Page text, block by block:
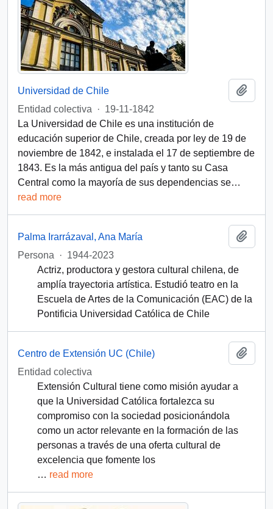
Universidad de Chile
Entidad colectiva
· 19-11-1842
La Universidad de Chile es una institución de
educación superior de Chile, creada por ley de 19 de
noviembre de 1842, e instalada el 17 de septiembre de
1843.​ Es la más antigua del país y tanto su Casa
Central como la mayoría de sus dependencias se…
read more
Palma Irarrázaval, Ana María
Persona
· 1944-2023
Actriz, productora y gestora cultural chilena, de
amplía trayectoria artística. Estudió teatro en la
Escuela de Artes de la Comunicación (EAC) de la
Pontificia Universidad Católica de Chile
Centro de Extensión UC (Chile)
Entidad colectiva
Extensión Cultural tiene como misión ayudar a
que la Universidad Católica fortalezca su
compromiso con la sociedad posicionándola
como un actor relevante en la formación de las
personas a través de una oferta cultural de
excelencia que fomente los
… read more